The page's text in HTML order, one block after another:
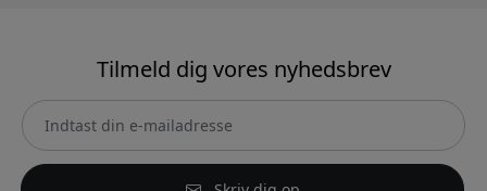
Tilmeld dig vores nyhedsbrev